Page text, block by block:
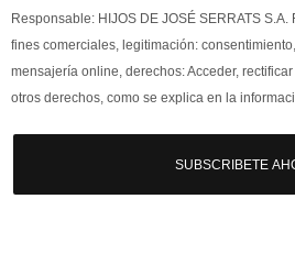
Responsable: HIJOS DE JOSÉ SERRATS
fines comerciales, legitimación:
mensajería online, derechos: Acceder,
otros derechos, como se explica en la
SUBSCRIBETE